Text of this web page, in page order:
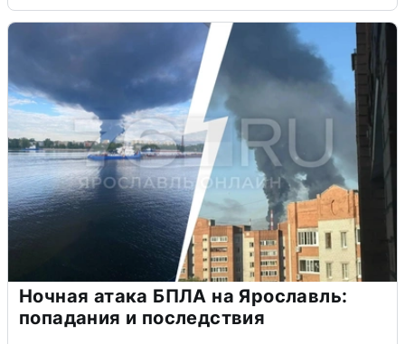
Ночная атака БПЛА на Ярославль:
попадания и последствия